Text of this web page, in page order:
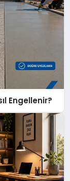
Engellenir?